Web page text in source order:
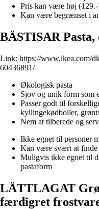
Pris kan være høj
Kan være begrænset i
BÄSTISAR Pasta,
Link: https://www.ikea.com/
60436891/
Økologisk pasta
Sjov og unik form som
Passer godt til
kyllingekødboller,
Nem at tilberede og
Ikke egnet til personer
Kan være svært at
Muligvis ikke egnet til
pastaform
LÄTTLAGAT
færdigret